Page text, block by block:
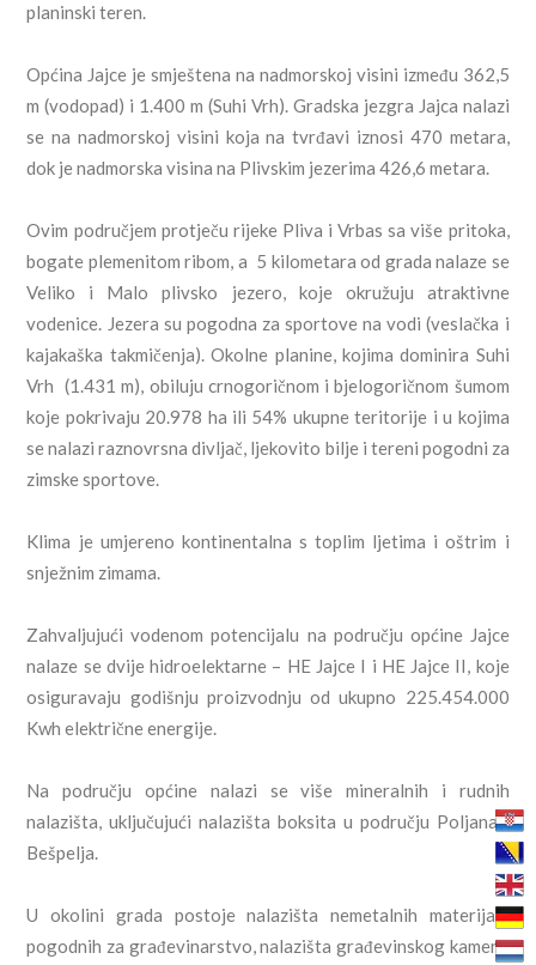
planinski teren.
Općina Jajce je smještena na nadmorskoj visini između 362,5
m (vodopad) i 1.400 m (Suhi Vrh). Gradska jezgra Jajca nalazi
se na nadmorskoj visini koja na tvrđavi iznosi 470 metara,
dok je nadmorska visina na Plivskim jezerima 426,6 metara.
Ovim područjem protječu rijeke Pliva i Vrbas sa više pritoka,
bogate plemenitom ribom, a 5 kilometara od grada nalaze se
Veliko i Malo plivsko jezero, koje okružuju atraktivne
vodenice. Jezera su pogodna za sportove na vodi (veslačka i
kajakaška takmičenja). Okolne planine, kojima dominira Suhi
Vrh (1.431 m), obiluju crnogoričnom i bjelogoričnom šumom
koje pokrivaju 20.978 ha ili 54% ukupne teritorije i u kojima
se nalazi raznovrsna divljač, ljekovito bilje i tereni pogodni za
zimske sportove.
Klima je umjereno kontinentalna s toplim ljetima i oštrim i
snježnim zimama.
Zahvaljujući vodenom potencijalu na području općine Jajce
nalaze se dvije hidroelektarne – HE Jajce I i HE Jajce II, koje
osiguravaju godišnju proizvodnju od ukupno 225.454.000
Kwh električne energije.
Na području općine nalazi se više mineralnih i rudnih
nalazišta, uključujući nalazišta boksita u području Poljana i
Bešpelja.
U okolini grada postoje nalazišta nemetalnih materijala
pogodnih za građevinarstvo, nalazišta građevinskog kamena